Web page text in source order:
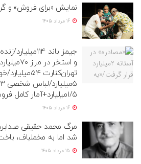
نمایش «برای فروش» و
تهران‌کنارت
۱/۵میلیارد+آمار کامل فروش
مرگ محمد حقیقی
شد اما به مخملباف،